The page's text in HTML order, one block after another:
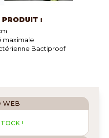
PRODUIT :
maximale
Bactiproof
WEB
!